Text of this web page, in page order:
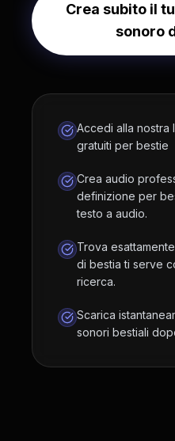
Crea subito il
sonoro
Accedi alla nostra
gratuiti per bestie
Crea audio
definizione per
testo a audio.
Trova
di bestia ti serve
ricerca.
Scarica
sonori bestiali